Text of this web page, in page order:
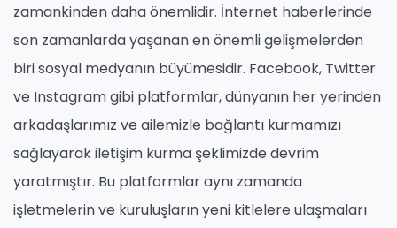
zamankinden daha önemlidir. İnternet haberlerinde
son zamanlarda yaşanan en önemli gelişmelerden
biri sosyal medyanın büyümesidir. Facebook, Twitter
ve Instagram gibi platformlar, dünyanın her yerinden
arkadaşlarımız ve ailemizle bağlantı kurmamızı
sağlayarak iletişim kurma şeklimizde devrim
yaratmıştır. Bu platformlar aynı zamanda
işletmelerin ve kuruluşların yeni kitlelere ulaşmaları